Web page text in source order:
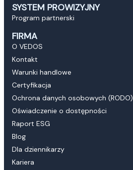
SYSTEM PROWIZYJNY
Program partnerski
FIRMA
O VEDOS
Kontakt
Warunki handlowe
Certyfikacja
Ochrona danych osobowych (RODO)
Oświadczenie o dostępności
Raport ESG
Blog
Dla dziennikarzy
Kariera